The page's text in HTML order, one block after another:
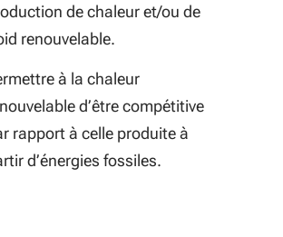
de chaleur et/ou de
renouvelable.
à la chaleur
d’être compétitive
rapport à celle produite à
d’énergies fossiles.